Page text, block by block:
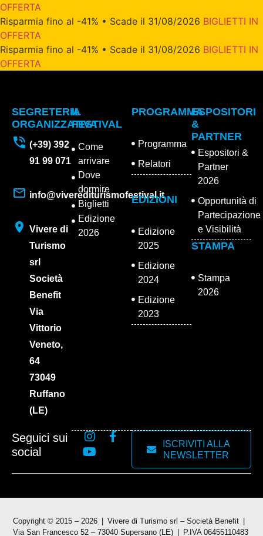
OFFERTA
Risparmia fino al -41% • Scade il 31/08/2026 BIGLIETTI IN
OFFERTA
Risparmia fino al -41% • Scade il 31/08/2026 BIGLIETTI IN
OFFERTA
SEGRETERIA
ORGANIZZATIVA
(+39) 392
91 99 071
info@viverediturismofestival.it
Vivere di
Turismo
srl
Società
Benefit
Via
Vittorio
Veneto,
64
73049
Ruffano
(LE)
IL
FESTIVAL
Come
arrivare
Dove
dormire
Biglietti
Edizione
2026
PROGRAMMA
Programma
Relatori
EDIZIONI
Edizione
2025
Edizione
2024
Edizione
2023
ESPOSITORI
&
PARTNER
Espositori &
Partner
2026
Opportunità di
Partecipazione
e Visibilità
STAMPA
Stampa
2026
Seguici sui
social
ISCRIVITI ALLA
NEWSLETTER
Copyright © 2015 – 2026
Vivere di Turismo srl – Società Benefit
Via San Francesco 52 – 73040 Supersano (LE)
P.IVA 06455110483